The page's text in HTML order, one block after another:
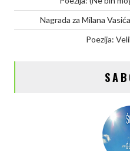
Nagrada za Milana
Poezija: